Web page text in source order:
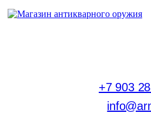
+7 903